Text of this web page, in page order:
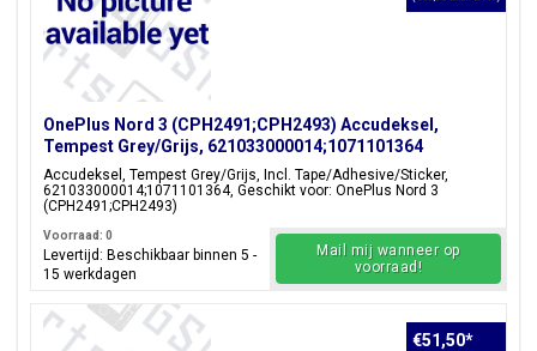
OnePlus Nord 3 (CPH2491;CPH2493) Accudeksel,
Tempest Grey/Grijs, 621033000014;1071101364
Accudeksel, Tempest Grey/Grijs, Incl. Tape/Adhesive/Sticker,
621033000014;1071101364, Geschikt voor: OnePlus Nord 3
(CPH2491;CPH2493)
Voorraad: 0
Levertijd: Beschikbaar binnen 5 -
15 werkdagen
Mail mij wanneer op
voorraad!
€51,50*